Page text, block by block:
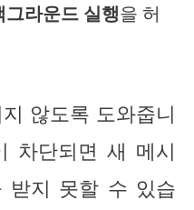
그라운드 실행을 허
않도록 도와줍니
차단되면 새 메시
받지 못할 수 있습